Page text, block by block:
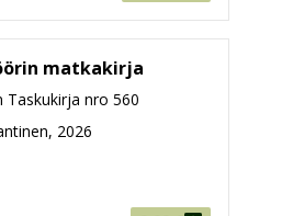
hahmon pitkän suosion
ja vääntymään
tv:n eteen. On mukava
matkakirja
Taskukirja nro 560
2026